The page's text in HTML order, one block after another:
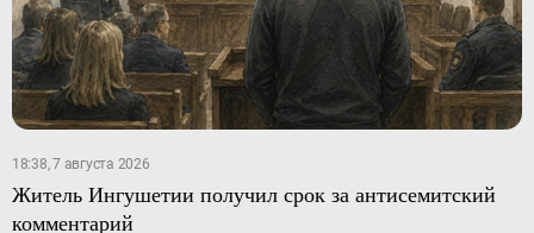
18:38, 7 августа 2026
Житель Ингушетии получил срок за антисемитский
комментарий